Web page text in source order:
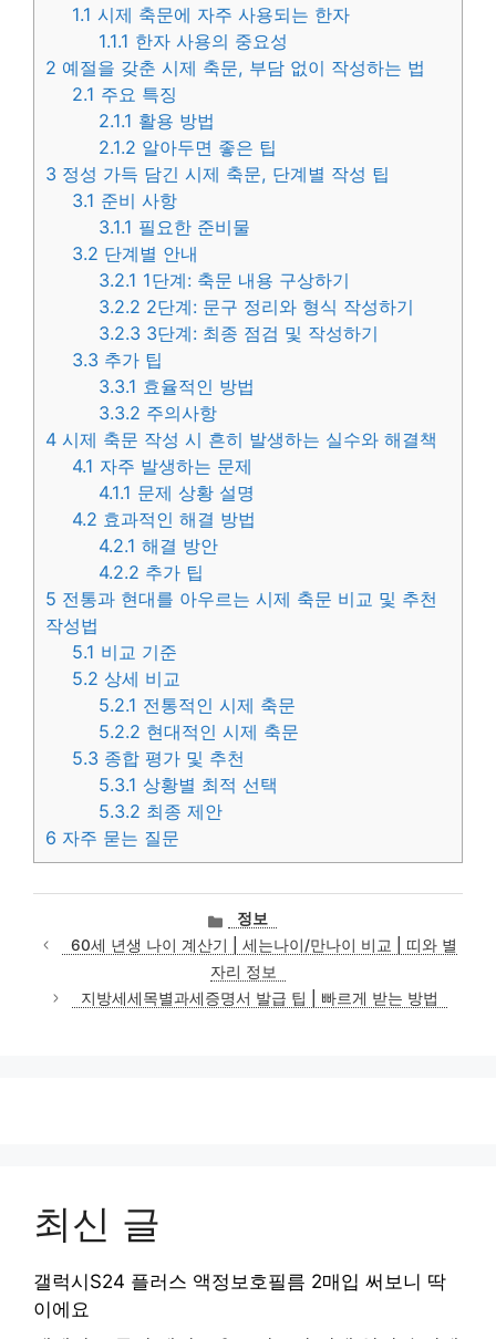
1.1 시제 축문에 자주 사용되는 한자
1.1.1 한자 사용의 중요성
2 예절을 갖춘 시제 축문, 부담 없이 작성하는 법
2.1 주요 특징
2.1.1 활용 방법
2.1.2 알아두면 좋은 팁
3 정성 가득 담긴 시제 축문, 단계별 작성 팁
3.1 준비 사항
3.1.1 필요한 준비물
3.2 단계별 안내
3.2.1 1단계: 축문 내용 구상하기
3.2.2 2단계: 문구 정리와 형식 작성하기
3.2.3 3단계: 최종 점검 및 작성하기
3.3 추가 팁
3.3.1 효율적인 방법
3.3.2 주의사항
4 시제 축문 작성 시 흔히 발생하는 실수와 해결책
4.1 자주 발생하는 문제
4.1.1 문제 상황 설명
4.2 효과적인 해결 방법
4.2.1 해결 방안
4.2.2 추가 팁
5 전통과 현대를 아우르는 시제 축문 비교 및 추천
작성법
5.1 비교 기준
5.2 상세 비교
5.2.1 전통적인 시제 축문
5.2.2 현대적인 시제 축문
5.3 종합 평가 및 추천
5.3.1 상황별 최적 선택
5.3.2 최종 제안
6 자주 묻는 질문
카
테
고
리
정보
60세 년생 나이 계산기 | 세는나이/만나이 비교 | 띠와 별
자리 정보
지방세세목별과세증명서 발급 팁 | 빠르게 받는 방법
최신 글
갤럭시S24 플러스 액정보호필름 2매입 써보니 딱
이에요